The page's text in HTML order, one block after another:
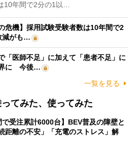
10年間で2分の1以…
危機】採用試験受験者数は10年間で2
減がも…
「医師不足」に加えて「患者不足」に
界に 今後…
一覧を見る
てみた、使ってみた
で受注累計6000台】BEV普及の障壁と
距離の不安」「充電のストレス」解